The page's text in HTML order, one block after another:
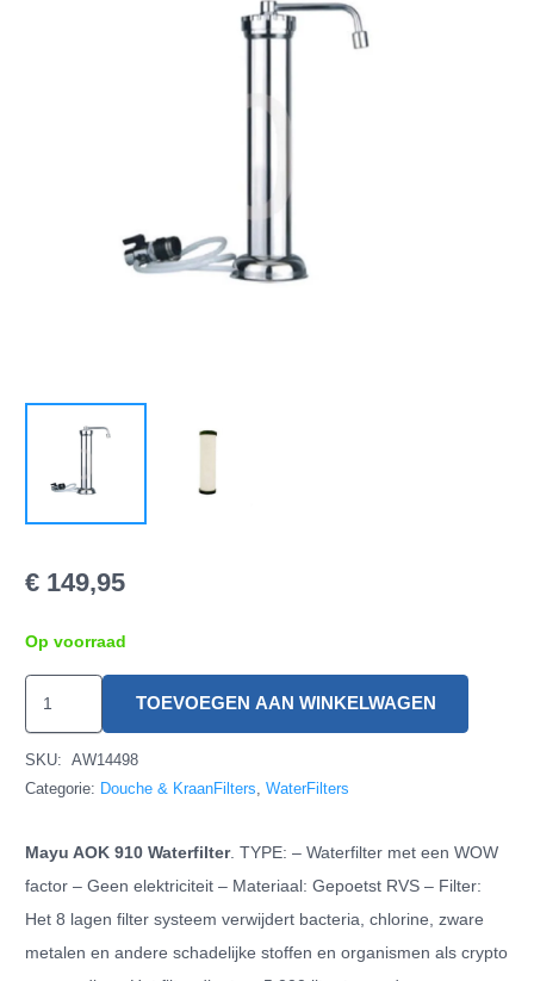
€ 149,95
Op voorraad
AOK
910
T
hoeveelheid
TOEVOEGEN AAN WINKELWAGEN
SKU:
AW14498
Categorie: Douche & KraanFilters, WaterFilters
Mayu AOK 910 Waterfilter. TYPE: – Waterfilter met een WOW
factor – Geen elektriciteit – Materiaal: Gepoetst RVS – Filter:
Het 8 lagen filter systeem verwijdert bacteria, chlorine, zware
metalen en andere schadelijke stoffen en organismen als crypto